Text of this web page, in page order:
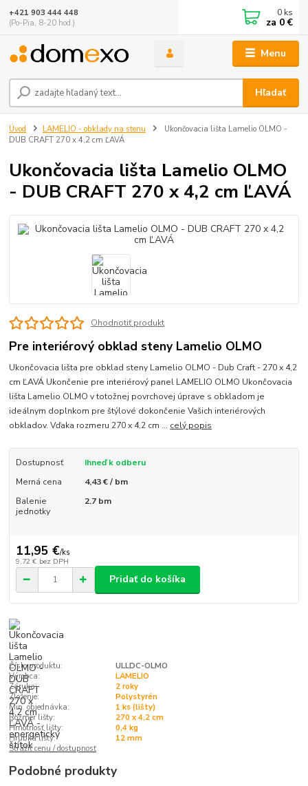
Menu
Hľadať
+421 903 444 448
(Po-Pia, 8-20 hod.)
0 ks
za 0 €
Úvod LAMELIO - obklady na stenu
Ukončovacia lišta Lamelio OLMO -
DUB CRAFT 270 x 4,2 cm ĽAVÁ
Ukončovacia lišta Lamelio OLMO
- DUB CRAFT 270 x 4,2 cm ĽAVÁ
Ohodnotiť produkt
Pre interiérový obklad steny Lamelio OLMO
Ukončovacia lišta pre obklad steny Lamelio OLMO - Dub Craft - 270 x 4,2
cm ĽAVÁ Ukončenie pre interiérový panel LAMELIO OLMO Ukončovacia
lišta Lamelio OLMO v totožnej povrchovej úprave s obkladom je
ideálnym doplnkom pre štýlové dokončenie Vašich interiérových
obkladov. Vďaka rozmeru 270 x 4,2 cm ... celý popis
Dostupnosť
Ihneď k odberu
Merná cena
4,43 € / bm
Balenie
jednotky
2.7 bm
11,95 €/ks
9,72 € bez DPH
Pridať do košíka
Číslo produktu:
ULLDC-OLMO
Výrobca:
LAMELIO
Záruka:
2 roky
Zloženie:
Polystyrén
Min. objednávka:
1 ks (lišty)
Rozmer lišty:
270 x 4,2 cm
Hmotnosť lišty:
0,4 kg
Hrúbka lišty:
12 mm
Strážiť cenu / dostupnosť
Podobné produkty